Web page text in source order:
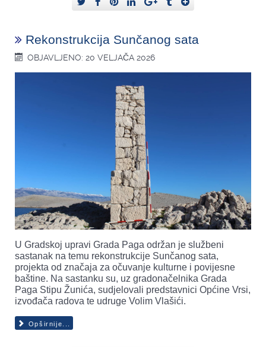
Rekonstrukcija Sunčanog sata
OBJAVLJENO: 20 VELJAČA 2026
U Gradskoj upravi Grada Paga održan je službeni
sastanak na temu rekonstrukcije Sunčanog sata,
projekta od značaja za očuvanje kulturne i povijesne
baštine. Na sastanku su, uz gradonačelnika Grada
Paga Stipu Žunića, sudjelovali predstavnici Općine Vrsi,
izvođača radova te udruge Volim Vlašići.
Opširnije...